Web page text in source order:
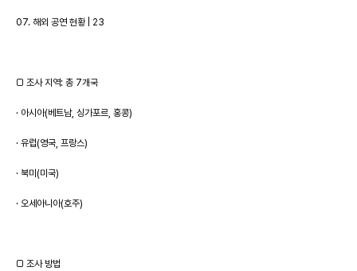
07. 해외 공연 현황 | 23
□ 조사 지역: 총 7개국
· 아시아(베트남, 싱가포르, 홍콩)
· 유럽(영국, 프랑스)
· 북미(미국)
· 오세아니아(호주)
□ 조사 방법